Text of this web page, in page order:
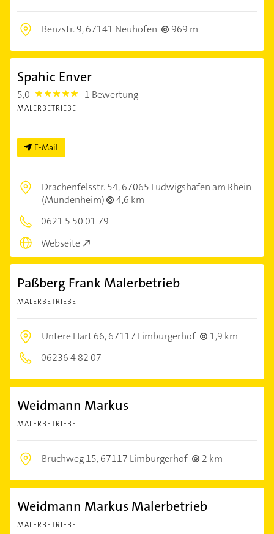
Benzstr. 9,67141 Neuhofen 969 m
Spahic Enver
5,0 5.0 1 Bewertung
MALERBETRIEBE
E-Mail
Drachenfelsstr. 54,67065 Ludwigshafen am Rhein
(Mundenheim)
4,6 km
0621 5 50 01 79
Webseite
Paßberg Frank Malerbetrieb
MALERBETRIEBE
Untere Hart 66,67117 Limburgerhof
1,9 km
06236 4 82 07
Weidmann Markus
MALERBETRIEBE
Bruchweg 15,67117 Limburgerhof 2 km
Weidmann Markus Malerbetrieb
MALERBETRIEBE